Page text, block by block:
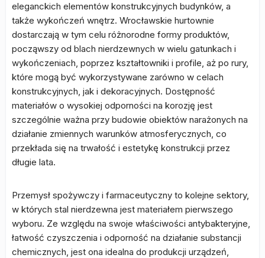
eleganckich elementów konstrukcyjnych budynków, a
także wykończeń wnętrz. Wrocławskie hurtownie
dostarczają w tym celu różnorodne formy produktów,
począwszy od blach nierdzewnych w wielu gatunkach i
wykończeniach, poprzez kształtowniki i profile, aż po rury,
które mogą być wykorzystywane zarówno w celach
konstrukcyjnych, jak i dekoracyjnych. Dostępność
materiałów o wysokiej odporności na korozję jest
szczególnie ważna przy budowie obiektów narażonych na
działanie zmiennych warunków atmosferycznych, co
przekłada się na trwałość i estetykę konstrukcji przez
długie lata.
Przemysł spożywczy i farmaceutyczny to kolejne sektory,
w których stal nierdzewna jest materiałem pierwszego
wyboru. Ze względu na swoje właściwości antybakteryjne,
łatwość czyszczenia i odporność na działanie substancji
chemicznych, jest ona idealna do produkcji urządzeń,